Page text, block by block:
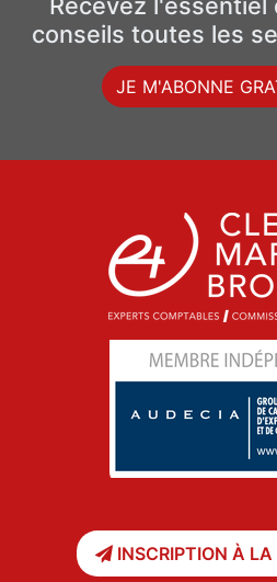
conseils toutes les
JE M'ABONNE
INSCRIPTION À LA